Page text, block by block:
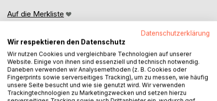
Auf die Merkliste
BESCHREIBUNG
Datenschutzerklärung
Wir respektieren den Datenschutz
Wir nutzen Cookies und vergleichbare Technologien auf unserer
Website. Einige von ihnen sind essenziell und technisch notwendig.
Daneben verwenden wir Analysemethoden (z. B. Cookies oder
Fingerprints sowie serverseitiges Tracking), um zu messen, wie häufig
unsere Seite besucht und wie sie genutzt wird. Wir verwenden
Trackingtechnologien zu Marketingzwecken und setzen hierzu